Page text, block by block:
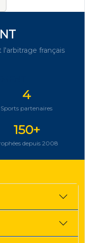
français
4
Sports partenaires
150+
depuis 2008